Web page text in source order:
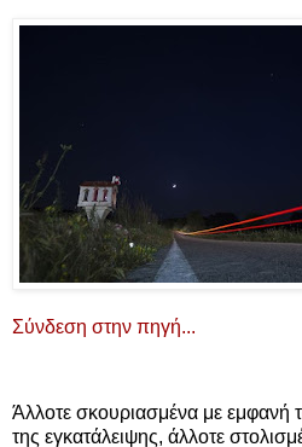
Σύνδεση στην πηγή...
Άλλοτε σκουριασμένα με εμφανή
της εγκατάλειψης, άλλοτε